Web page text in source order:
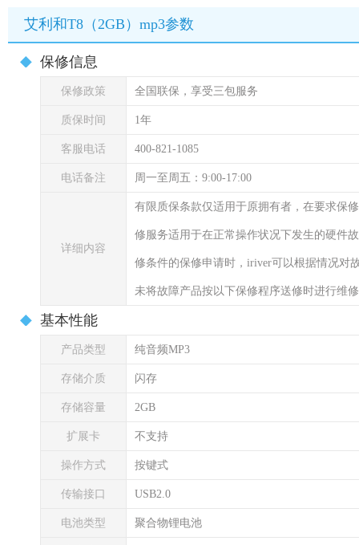
艾利和T8（2GB）mp3参数
保修信息
保修政策 全国联保，享受三包服务
质保时间 1年
客服电话 400-821-1085
电话备注 周一至周五：9:00-17:00
详细内容
有限质保条款仅适用于原拥有者，在要求保
修服务适用于在正常操作状况下发生的硬件
修条件的保修申请时，iriver可以根据情况对
未将故障产品按以下保修程序送修时进行维
基本性能
产品类型 纯音频MP3
存储介质 闪存
存储容量 2GB
扩展卡 不支持
操作方式 按键式
传输接口 USB2.0
电池类型 聚合物锂电池